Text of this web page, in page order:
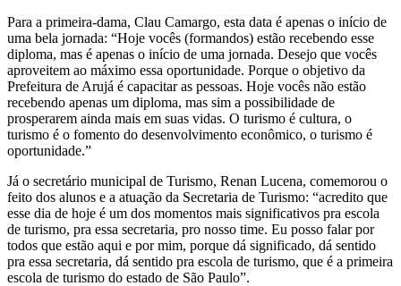
Para a primeira-dama, Clau Camargo, esta data é apenas o início de
uma bela jornada: “Hoje vocês (formandos) estão recebendo esse
diploma, mas é apenas o início de uma jornada. Desejo que vocês
aproveitem ao máximo essa oportunidade. Porque o objetivo da
Prefeitura de Arujá é capacitar as pessoas. Hoje vocês não estão
recebendo apenas um diploma, mas sim a possibilidade de
prosperarem ainda mais em suas vidas. O turismo é cultura, o
turismo é o fomento do desenvolvimento econômico, o turismo é
oportunidade.”
Já o secretário municipal de Turismo, Renan Lucena, comemorou o
feito dos alunos e a atuação da Secretaria de Turismo: “acredito que
esse dia de hoje é um dos momentos mais significativos pra escola
de turismo, pra essa secretaria, pro nosso time. Eu posso falar por
todos que estão aqui e por mim, porque dá significado, dá sentido
pra essa secretaria, dá sentido pra escola de turismo, que é a primeira
escola de turismo do estado de São Paulo”.